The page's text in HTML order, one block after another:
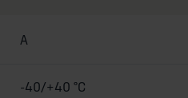
A
-40/+40 °C